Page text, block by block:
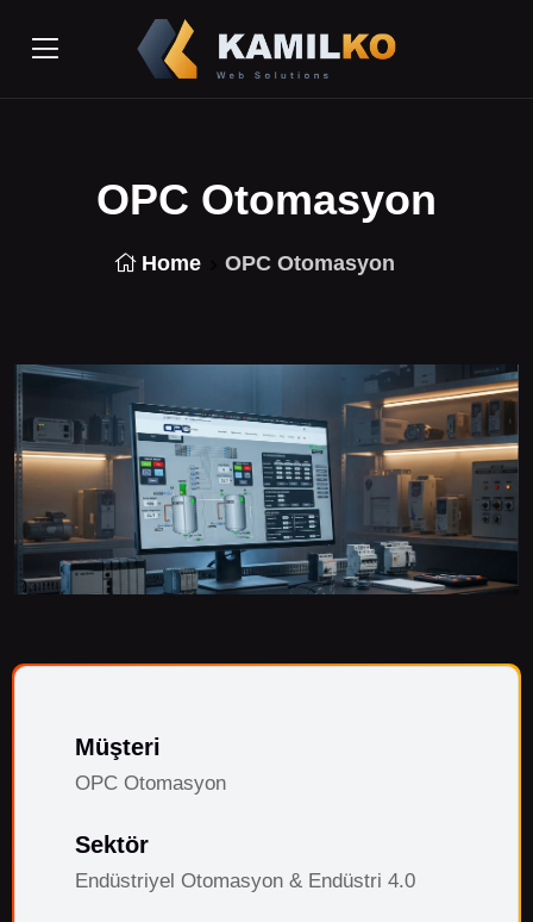
OPC Otomasyon
Home OPC Otomasyon
Müşteri
OPC Otomasyon
Sektör
Endüstriyel Otomasyon & Endüstri 4.0